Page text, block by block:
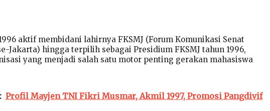
aktif membidani lahirnya FKSMJ (Forum Komunikasi Senat
Jakarta) hingga terpilih sebagai Presidium FKSMJ tahun 1996,
yang menjadi salah satu motor penting gerakan mahasiswa
Profil Mayjen TNI Fikri Musmar, Akmil 1997, Promosi Pangdivif